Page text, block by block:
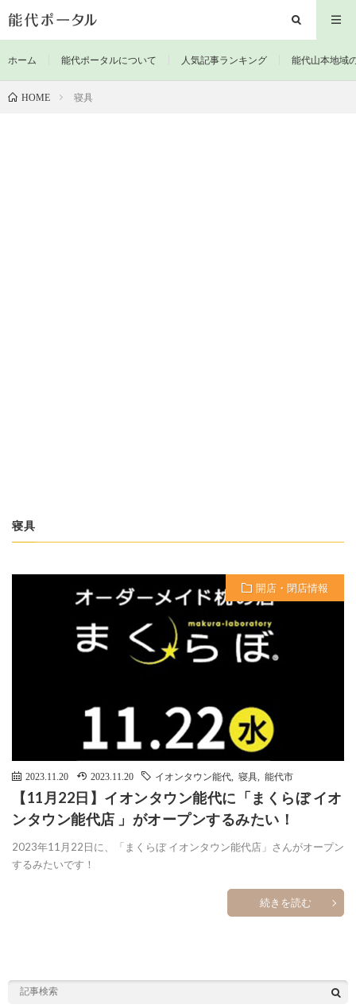
ホーム 能代ポータルについて 人気記事ランキング 能代山本地域
HOME 寝具
寝具
開店・閉店情報
2023.11.20 2023.11.20 イオンタウン能代 寝具 能代市
【11月22日】イオンタウン能代に「まくらぼ イオ
ンタウン能代店 」がオープンするみたい！
2023年11月22日に、「まくらぼ イオンタウン能代店」さんがオープン
するみたいです！
続きを読む